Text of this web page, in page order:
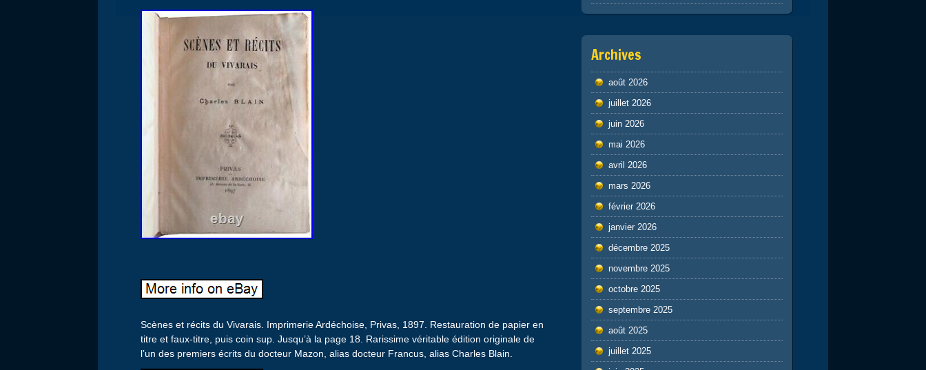
Scènes et récits du Vivarais. Imprimerie Ardéchoise, Privas, 1897. Restauration de papier en
titre et faux-titre, puis coin sup. Jusqu’à la page 18. Rarissime véritable édition originale de
l’un des premiers écrits du docteur Mazon, alias docteur Francus, alias Charles Blain.
Archives
août 2026
juillet 2026
juin 2026
mai 2026
avril 2026
mars 2026
février 2026
janvier 2026
décembre 2025
novembre 2025
octobre 2025
septembre 2025
août 2025
juillet 2025